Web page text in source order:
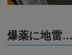
爆薬に地雷…